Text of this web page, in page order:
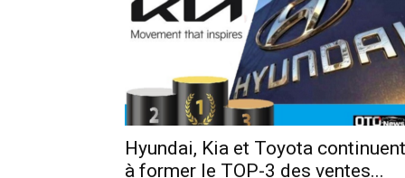
Hyundai, Kia et Toyota continuent
à former le TOP-3 des ventes...